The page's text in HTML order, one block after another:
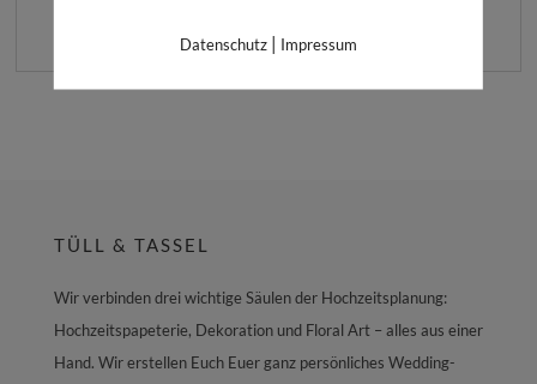
TÜLL & TASSEL
Wir verbinden drei wichtige Säulen der Hochzeitsplanung:
Hochzeitspapeterie, Dekoration und Floral Art – alles aus einer
Hand. Wir erstellen Euch Euer ganz persönliches Wedding-
Datenschutz| Impressum